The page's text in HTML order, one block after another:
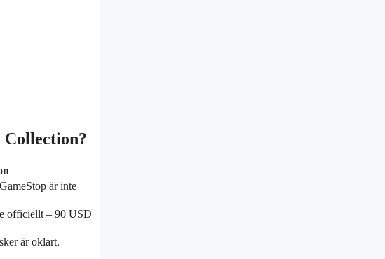
är inte
officiellt – 90 USD
är oklart.